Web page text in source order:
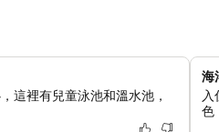
這裡有兒童泳池和溫水池，
海
色